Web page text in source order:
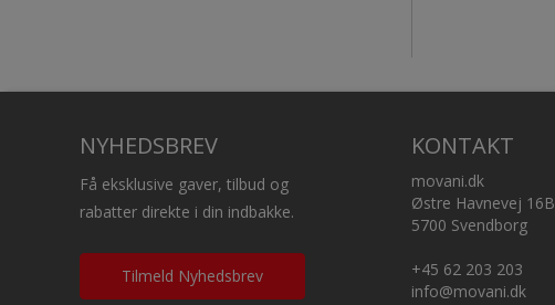
NYHEDSBREV
Få eksklusive gaver, tilbud og
rabatter direkte i din indbakke.
Tilmeld Nyhedsbrev
KONTAKT
movani.dk
Østre Havnevej 16B
5700 Svendborg
+45 62 203 203
info@movani.dk